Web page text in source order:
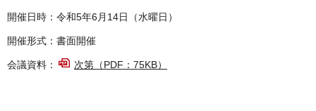
開催日時：令和5年6月14日（水曜日）
開催形式：書面開催
会議資料： 次第（PDF：75KB）